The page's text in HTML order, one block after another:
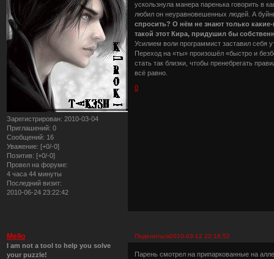
Зарегистрирован: 2010-03-04
Приглашений: 0
Сообщений: 16
Уважение: [+0/-0]
Позитив: [+0/-0]
Провел на форуме:
4 часа 44 минуты
Последний визит:
2010-06-24 23:22:42
ускользнула манера паренька говорить в
любил он неуравновешенных людей. А
спросить? О нём не знают только
такой этот Кира, придушил бы
Усилием воли программист заставил себя
Переход на «ты» произошёл «быстро и
стать так близки, чтобы пренебрегать
всё равно.
0
Поделиться2010-03-12 22:16:52
Mello
I am not a tool to help you solve
your puzzle!
Парень смотрел на припаркованные на